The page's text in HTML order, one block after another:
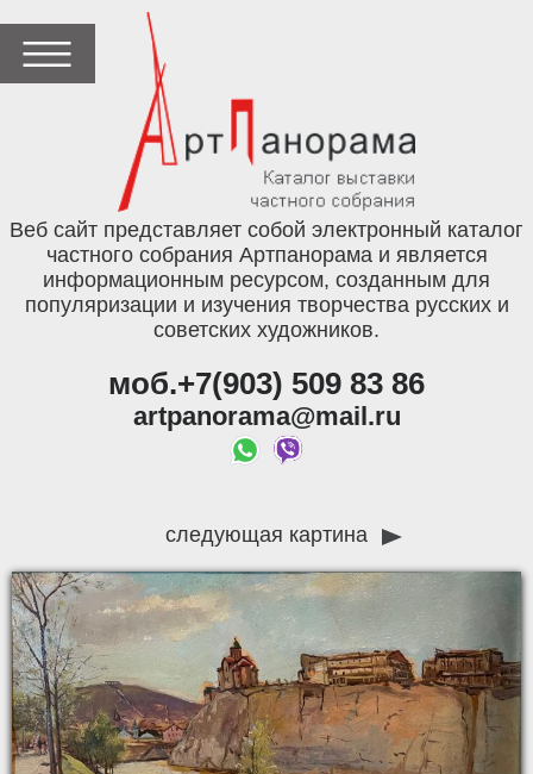
Веб сайт представляет собой электронный каталог
частного собрания Артпанорама и является
информационным ресурсом, созданным для
популяризации и изучения творчества русских и
советских художников.
моб.+7(903) 509 83 86
artpanorama@mail.ru
следующая картина